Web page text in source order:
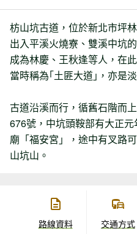
枋山坑古道，位於新北市坪
出入平溪火燒寮、雙溪中坑
成為林慶、王秋逢等人，在
當時稱為｢土匪大道｣，亦是
古道沿溪而行，循舊石階而
676號，中坑頭鞍部有大正
廟「福安宮」，途中有叉路
山坑山。
路線資料 交通方式